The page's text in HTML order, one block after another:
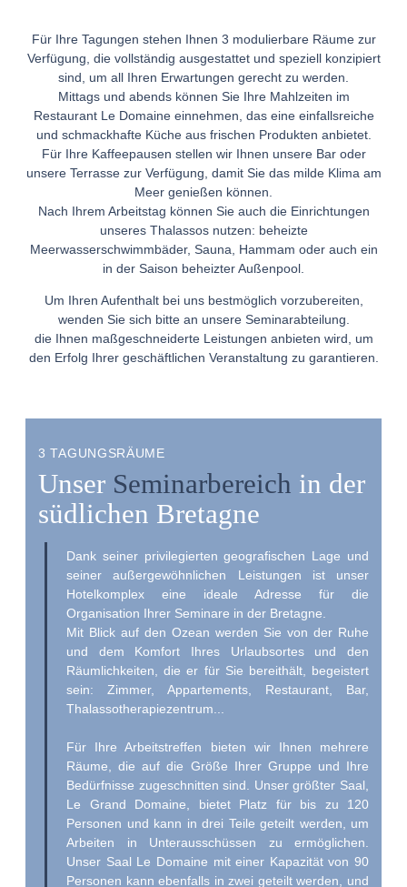
Für Ihre Tagungen stehen Ihnen 3 modulierbare Räume zur
Verfügung, die vollständig ausgestattet und speziell konzipiert
sind, um all Ihren Erwartungen gerecht zu werden.
Mittags und abends können Sie Ihre Mahlzeiten im
Restaurant Le Domaine einnehmen, das eine einfallsreiche
und schmackhafte Küche aus frischen Produkten anbietet.
Für Ihre Kaffeepausen stellen wir Ihnen unsere Bar oder
unsere Terrasse zur Verfügung, damit Sie das milde Klima am
Meer genießen können.
Nach Ihrem Arbeitstag können Sie auch die Einrichtungen
unseres Thalassos nutzen: beheizte
Meerwasserschwimmbäder, Sauna, Hammam oder auch ein
in der Saison beheizter Außenpool.
Um Ihren Aufenthalt bei uns bestmöglich vorzubereiten,
wenden Sie sich bitte an unsere Seminarabteilung.
die Ihnen maßgeschneiderte Leistungen anbieten wird, um
den Erfolg Ihrer geschäftlichen Veranstaltung zu garantieren.
3 TAGUNGSRÄUME
Unser Seminarbereich in der
südlichen Bretagne
Dank seiner privilegierten geografischen Lage und
seiner außergewöhnlichen Leistungen ist unser
Hotelkomplex eine ideale Adresse für die
Organisation Ihrer Seminare in der Bretagne.
Mit Blick auf den Ozean werden Sie von der Ruhe
und dem Komfort Ihres Urlaubsortes und den
Räumlichkeiten, die er für Sie bereithält, begeistert
sein: Zimmer, Appartements, Restaurant, Bar,
Thalassotherapiezentrum...
Für Ihre Arbeitstreffen bieten wir Ihnen mehrere
Räume, die auf die Größe Ihrer Gruppe und Ihre
Bedürfnisse zugeschnitten sind. Unser größter Saal,
Le Grand Domaine, bietet Platz für bis zu 120
Personen und kann in drei Teile geteilt werden, um
Arbeiten in Unterausschüssen zu ermöglichen.
Unser Saal Le Domaine mit einer Kapazität von 90
Personen kann ebenfalls in zwei geteilt werden, und